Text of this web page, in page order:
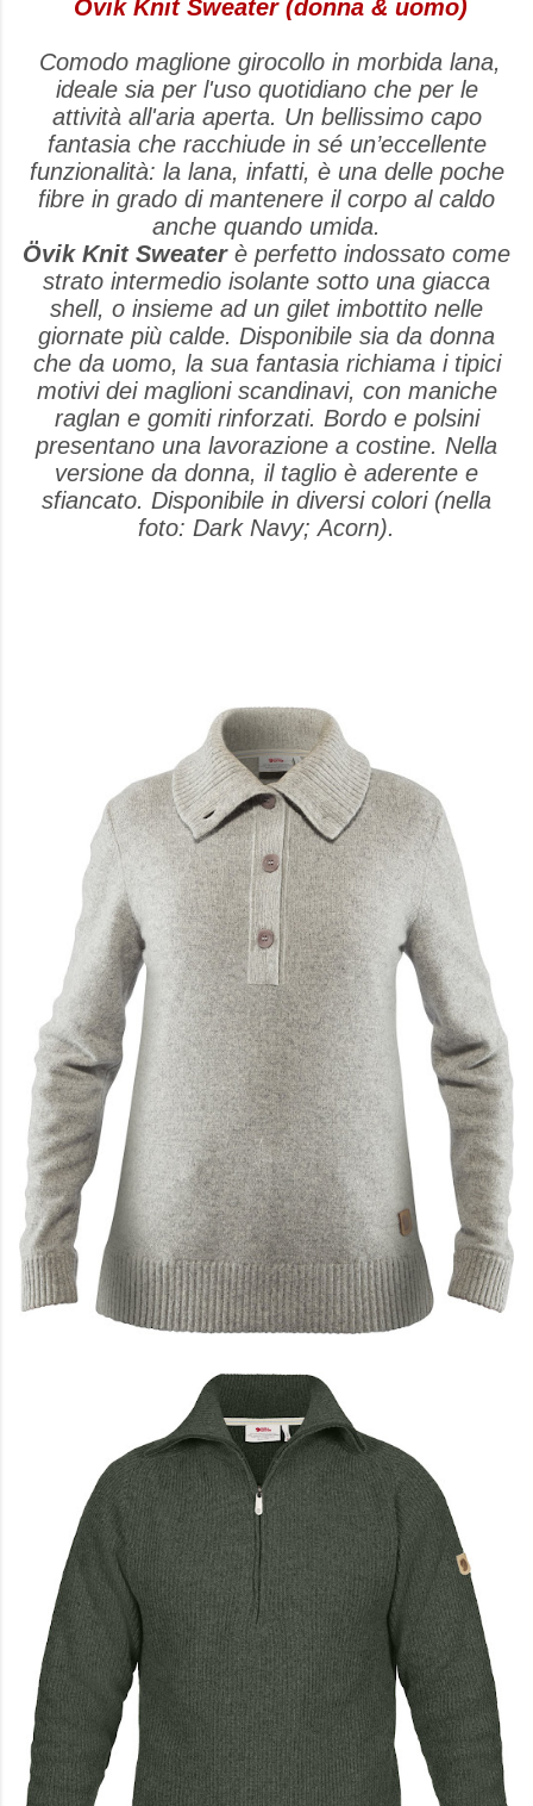
Övik Knit Sweater (donna & uomo)
Comodo maglione girocollo in morbida lana,
ideale sia per l'uso quotidiano che per le
attività all'aria aperta. Un bellissimo capo
fantasia che racchiude in sé un’eccellente
funzionalità: la lana, infatti, è una delle poche
fibre in grado di mantenere il corpo al caldo
anche quando umida.
Övik Knit Sweaterè perfetto indossato come
strato intermedio isolante sotto una giacca
shell, o insieme ad un gilet imbottito nelle
giornate più calde. Disponibile sia da donna
che da uomo, la sua fantasia richiama i tipici
motivi dei maglioni scandinavi, con maniche
raglan e gomiti rinforzati. Bordo e polsini
presentano una lavorazione a costine. Nella
versione da donna, il taglio è aderente e
sfiancato. Disponibile in diversi colori (nella
foto: Dark Navy; Acorn).